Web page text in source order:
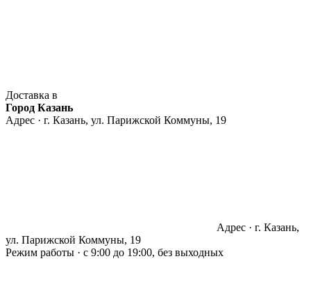
Доставка в
Город Казань
Адрес · г. Казань, ул. Парижской Коммуны, 19
Адрес · г. Казань,
ул. Парижской Коммуны, 19
Режим работы · с 9:00 до 19:00, без выходных